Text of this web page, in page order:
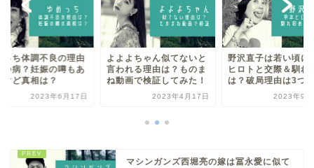
よちゃん似てないと
れる理由は？ものま
画で検証してみた！
2023年4月17日
野沢直子は若い頃に甲本
ヒロトと交際＆馴れ初め
は？破局理由は3つ！
2023年9月16日
ゆめっち体調不良の
はうつ病？妊娠の噂
ったけど真相は？
2023年6
マシンガンズ西堀亮の嫁は冨永愛に似て